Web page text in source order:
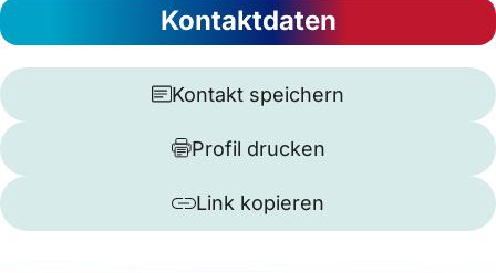
Kontaktdaten
Kontakt speichern
Profil drucken
Link kopieren